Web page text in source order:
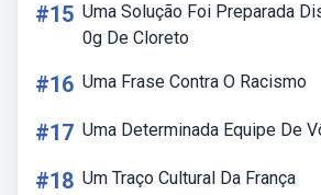
#15 Uma Solução Foi Preparada
0g De Cloreto
#16 Uma Frase Contra O Racismo
#17 Uma Determinada Equipe De
#18 Um Traço Cultural Da França